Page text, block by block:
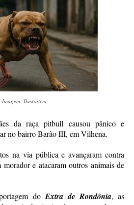
Imagem: Ilustrativa
da raça pitbull causou pânico e
no bairro Barão III, em Vilhena.
na via pública e avançaram contra
morador e atacaram outros animais de
do Extra de Rondônia, as